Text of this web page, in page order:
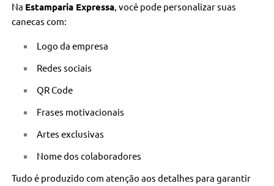
Na Estamparia Expressa, você pode personalizar suas
canecas com:
Logo da empresa
Redes sociais
QR Code
Frases motivacionais
Artes exclusivas
Nome dos colaboradores
Tudo é produzido com atenção aos detalhes para garantir